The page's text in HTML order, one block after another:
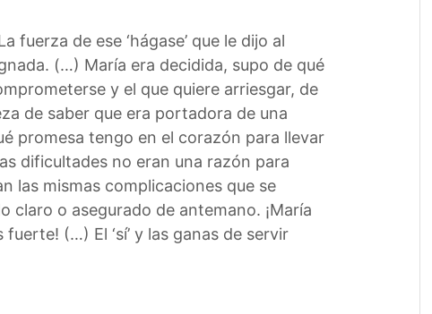
fuerza de ese ‘hágase’ que le dijo al
(…) María era decidida, supo de qué
y el que quiere arriesgar, de
de saber que era portadora de una
promesa tengo en el corazón para llevar
dificultades no eran una razón para
las mismas complicaciones que se
o asegurado de antemano. ¡María
(…) El ‘sí’ y las ganas de servir